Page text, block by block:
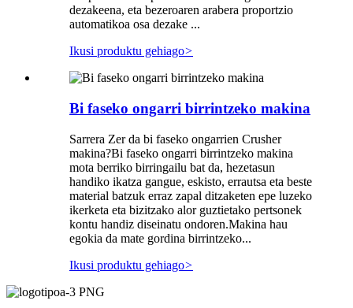
dezakeena, eta bezeroaren arabera proportzio
automatikoa osa dezake ...
Ikusi produktu gehiago>
Bi faseko ongarri birrintzeko makina
Sarrera Zer da bi faseko ongarrien Crusher
makina?Bi faseko ongarri birrintzeko makina
mota berriko birringailu bat da, hezetasun
handiko ikatza gangue, eskisto, errautsa eta beste
material batzuk erraz zapal ditzaketen epe luzeko
ikerketa eta bizitzako alor guztietako pertsonek
kontu handiz diseinatu ondoren.Makina hau
egokia da mate gordina birrintzeko...
Ikusi produktu gehiago>